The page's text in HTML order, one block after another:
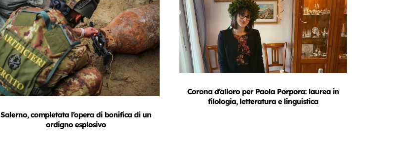
Salerno, completata l’opera di bonifica di un
ordigno esplosivo
Corona d’alloro per Paola Porpora: laurea in
filologia, letteratura e linguistica